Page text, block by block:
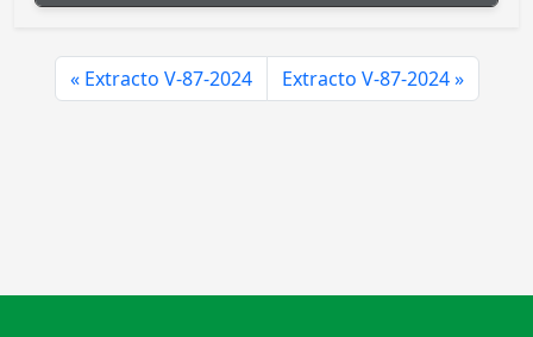
Extracto V-87-2024 Extracto V-87-2024